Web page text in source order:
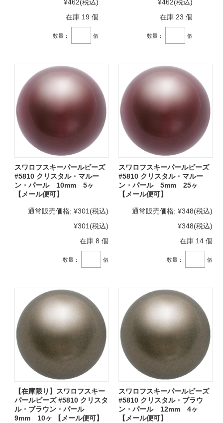
¥462(税込)
在庫 19 個
数量： 個
¥462(税込)
在庫 23 個
数量： 個
スワロフスキーパールビーズ
#5810 クリスタル・マルー
ン・パール 10mm 5ヶ
【メール便可】
通常販売価格: ¥301 (税込)
¥301 (税込)
在庫 8 個
数量： 個
スワロフスキーパールビーズ
#5810 クリスタル・マルー
ン・パール 5mm 25ヶ
【メール便可】
通常販売価格: ¥348(税込)
¥348(税込)
在庫 14 個
数量： 個
【在庫限り】スワロフスキー
パールビーズ #5810 クリスタ
ル・ブラウン・パール
9mm 10ヶ 【メール便可】
スワロフスキーパールビーズ
#5810 クリスタル・ブラウ
ン・パール 12mm 4ヶ
【メール便可】